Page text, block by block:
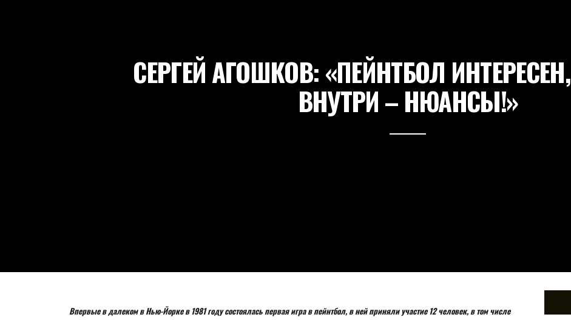
СЕРГЕЙ АГОШКОВ: «ПЕЙНТБОЛ
ВНУТРИ – НЮАНСЫ!»
Впервые в далеком в Нью-Йорке в 1981 году состоялась первая игра в пейнтбол, в ней приняли участие 12 человек, в том числе